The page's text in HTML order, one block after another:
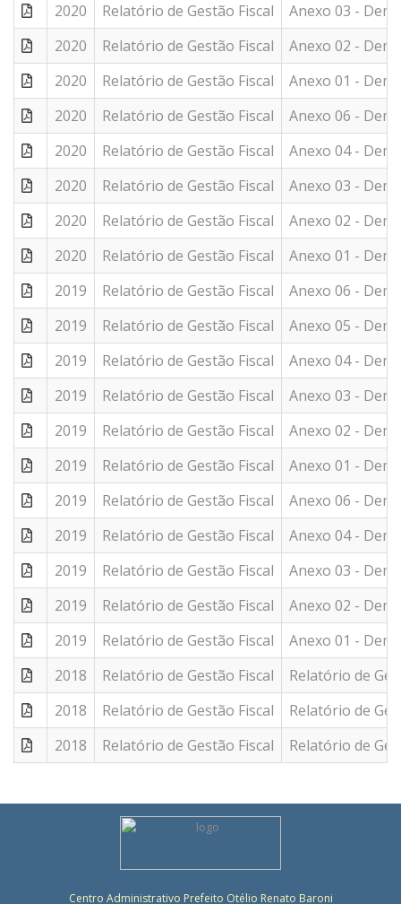
2020
Relatório de Gestão Fiscal
Anexo 03 -
2020
Relatório de Gestão Fiscal
Anexo 02 -
2020
Relatório de Gestão Fiscal
Anexo 01 -
2020
Relatório de Gestão Fiscal
Anexo 06 -
2020
Relatório de Gestão Fiscal
Anexo 04 -
2020
Relatório de Gestão Fiscal
Anexo 03 -
2020
Relatório de Gestão Fiscal
Anexo 02 -
2020
Relatório de Gestão Fiscal
Anexo 01 -
2019
Relatório de Gestão Fiscal
Anexo 06 -
2019
Relatório de Gestão Fiscal
Anexo 05 -
2019
Relatório de Gestão Fiscal
Anexo 04 -
2019
Relatório de Gestão Fiscal
Anexo 03 -
2019
Relatório de Gestão Fiscal
Anexo 02 -
2019
Relatório de Gestão Fiscal
Anexo 01 -
2019
Relatório de Gestão Fiscal
Anexo 06 -
2019
Relatório de Gestão Fiscal
Anexo 04 -
2019
Relatório de Gestão Fiscal
Anexo 03 -
2019
Relatório de Gestão Fiscal
Anexo 02 -
2019
Relatório de Gestão Fiscal
Anexo 01 -
2018
Relatório de Gestão Fiscal
Relatório de
2018
Relatório de Gestão Fiscal
Relatório de
2018
Relatório de Gestão Fiscal Relatório de
Centro Administrativo Prefeito Otélio Renato Baroni